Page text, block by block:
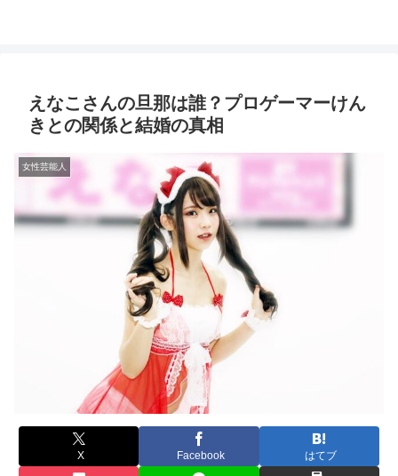
えなこさんの旦那は誰？プロゲーマーけん
きとの関係と結婚の真相
女性芸能人
X Facebook はてブ